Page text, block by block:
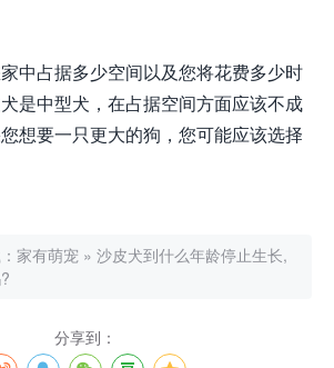
中占据多少空间以及您将花费多少时
是中型犬，在占据空间方面应该不成
想要一只更大的狗，您可能应该选择
家有萌宠 » 沙皮犬到什么年龄停止生长,
分享到：